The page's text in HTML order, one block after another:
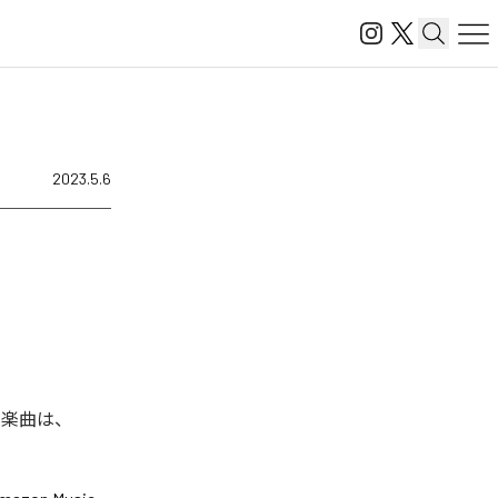
2023.5.6
曲は、